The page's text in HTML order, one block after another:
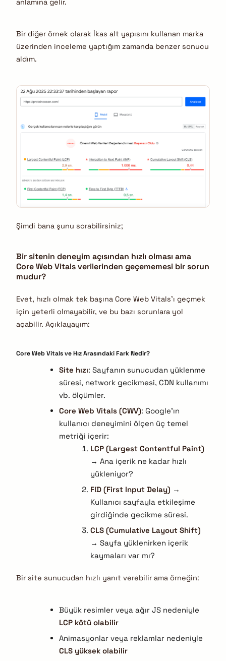
anlamına gelir.
Bir diğer örnek olarak İkas alt yapısını kullanan marka
üzerinden inceleme yaptığım zamanda benzer sonucu
aldım.
Şimdi bana şunu sorabilirsiniz;
Bir sitenin deneyim açısından hızlı olması ama
Core Web Vitals verilerinden geçememesi bir sorun
mudur?
Evet, hızlı olmak tek başına Core Web Vitals’ı geçmek
için yeterli olmayabilir, ve bu bazı sorunlara yol
açabilir. Açıklayayım:
Core Web Vitals ve Hız Arasındaki Fark Nedir?
Site hızı: Sayfanın sunucudan yüklenme
süresi, network gecikmesi, CDN kullanımı
vb. ölçümler.
Core Web Vitals (CWV): Google’ın
kullanıcı deneyimini ölçen üç temel
metriği içerir:
LCP (Largest Contentful Paint)
→ Ana içerik ne kadar hızlı
yükleniyor?
FID (First Input Delay) →
Kullanıcı sayfayla etkileşime
girdiğinde gecikme süresi.
CLS (Cumulative Layout Shift)
→ Sayfa yüklenirken içerik
kaymaları var mı?
Bir site sunucudan hızlı yanıt verebilir ama örneğin:
Büyük resimler veya ağır JS nedeniyle
LCP kötü olabilir
Animasyonlar veya reklamlar nedeniyle
CLS yüksek olabilir